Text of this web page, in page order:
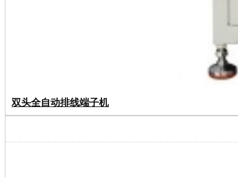
双头全自动排线端子机